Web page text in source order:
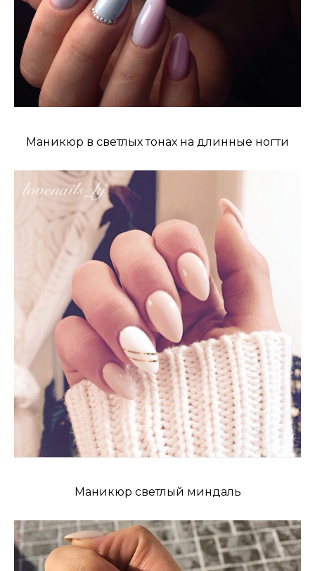
Маникюр в светлых тонах на длинные ногти
Маникюр светлый миндаль